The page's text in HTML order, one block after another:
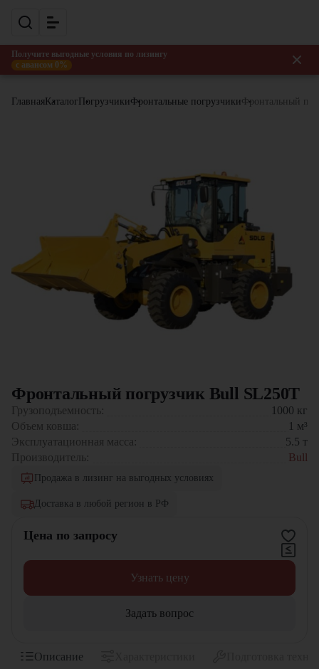
Получите выгодные условия по лизингу
с авансом 0%
Главная Каталог ПогрузчикиФронтальные погрузчикиФронтальный
Фронтальный погрузчик Bull SL250T
Грузоподъемность: 1000 кг
Объем ковша:
1 м³
Эксплуатационная масса:
5.5 т
Производитель:
Bull
Продажа в лизинг на выгодных условиях
Доставка в любой регион в РФ
Цена по запросу
Узнать цену
Задать вопрос
Описание